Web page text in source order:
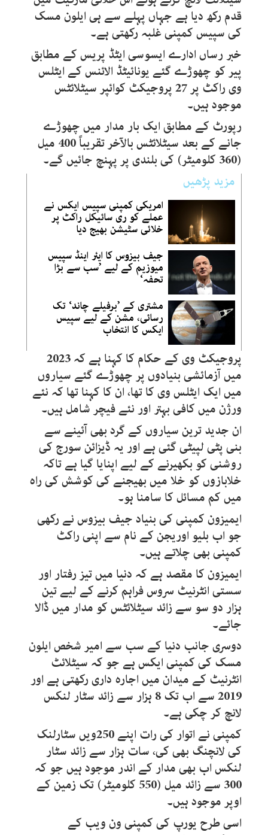
قدم رکھ دیا ہے جہاں پہلے سے ہی ایلون مسک
کی سپیس کمپنی غلبہ رکھتی ہے۔
خبر رساں ادارے ایسوسی ایٹڈ پریس کے مطابق
پیر کو چھوڑے گئے یونائیٹڈ الائنس کے ایٹلس
وی راکٹ پر 27 پروجیکٹ کوائپر سیٹلائٹس
موجود ہیں۔
رپورٹ کے مطابق ایک بار مدار میں چھوڑے
جانے کے بعد سیٹلائٹس بالآخر تقریباً 400 میل
(360 کلومیٹر) کی بلندی پر پہنچ جائیں گے۔
مزید پڑھیں
امریکی کمپنی سپیس ایکس نے
عملے کو ری سائیکل راکٹ پر
خلائی سٹیشن بھیج دیا
جیف بیزوس کا ایئر اینڈ سپیس
میوزیم کے لیے ’سب سے بڑا
تحفہ‘
مشتری کے ’برفیلے چاند‘ تک
رسائی، مشن کے لیے سپیس
ایکس کا انتخاب
پروجیکٹ وی کے حکام کا کہنا ہے کہ 2023
میں آزمائشی بنیادوں پر چھوڑے گئے سیاروں
میں ایک ایٹلس وی کا تھا، ان کا کہنا تھا کہ نئے
ورژن میں کافی بہتر اور نئے فیچر شامل ہیں۔
ان جدید ترین سیاروں کے گرد بھی آئینے سے
بنی پٹی لپیٹی گئی ہے اور یہ ڈیزائن سورج کی
روشنی کو بکھیرنے کے لیے اپنایا گیا ہے تاکہ
خلابازوں کو خلا میں بھیجنے کی کوشش کی راہ
میں کم مسائل کا سامنا ہو۔
ایمیزون کمپنی کی بنیاد جیف بیزوس نے رکھی
جو اب بلیو اوریجن کے نام سے اپنی راکٹ
کمپنی بھی چلاتے ہیں۔
ایمیزون کا مقصد ہے کہ دنیا میں تیز رفتار اور
سستی انٹرنیٹ سروس فراہم کرنے کے لیے تین
ہزار دو سو سے زائد سیٹلائٹس کو مدار میں ڈالا
جائے۔
دوسری جانب دنیا کے سب سے امیر شخص ایلون
مسک کی کمپنی ایکس ہے جو کہ سیٹلائٹ
انٹرنیٹ کے میدان میں اجارہ داری رکھتی ہے اور
2019 سے اب تک 8 ہزار سے زائد سٹار لنکس
لانچ کر چکی ہے۔
کمپنی نے اتوار کی رات اپنے 250ویں سٹارلنک
کی لانچنگ بھی کی، سات ہزار سے زائد سٹار
لنکس اب بھی مدار کے اندر موجود ہیں جو کہ
300 سے زائد میل (550 کلومیٹر) تک زمین کے
اوپر موجود ہیں۔
اسی طرح یورپ کی کمپنی ون ویب کے